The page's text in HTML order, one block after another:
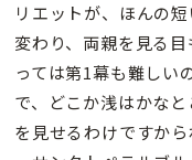
リエットが、ほんの
変わり、両親を見る
っては第1幕も難しい
で、どこか浅はかな
を見せるわけですから